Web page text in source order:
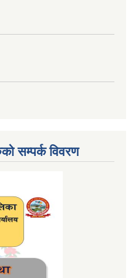
सम्पर्क विवरण